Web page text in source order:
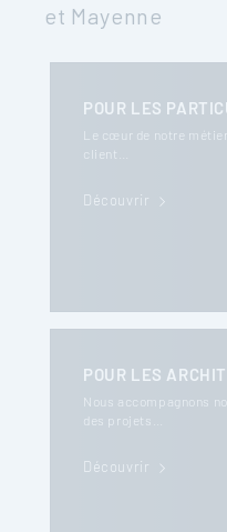
et Mayenne
POUR LES
Le cœur de notre métier
client…
Découvrir
POUR LES
Nous accompagnons
des projets…
Découvrir